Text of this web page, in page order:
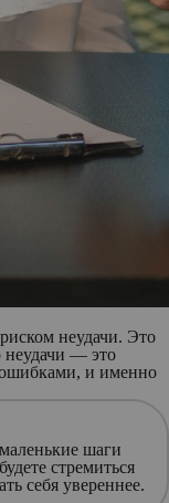
неудачи. Это
неудачи — это
ошибками, и именно
шаги
стремиться
себя увереннее.